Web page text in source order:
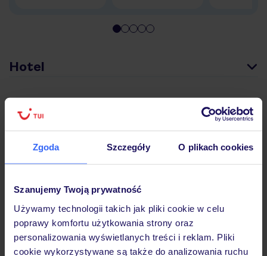
Zgoda Szczegóły O plikach cookies
Szanujemy Twoją prywatność
Używamy technologii takich jak pliki cookie w celu
poprawy komfortu użytkowania strony oraz
personalizowania wyświetlanych treści i reklam. Pliki
cookie wykorzystywane są także do analizowania ruchu
Hotel
Pokoje
Wyżywienie
Atrakcje
Ważne informacje